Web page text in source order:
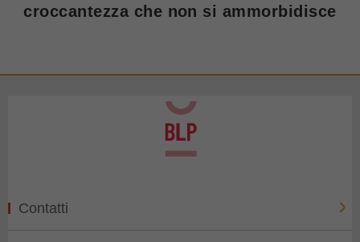
croccantezza che non si ammorbidisce
Contatti